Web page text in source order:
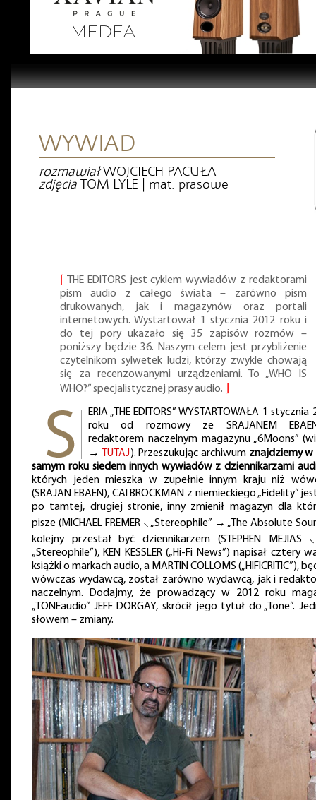
WYWIAD
rozmawiałWOJCIECH PACUŁA
zdjęcia TOM LYLE | mat. prasowe
THE EDITORS jest cyklem wywiadów z redaktorami
pism audio z całego świata – zarówno pism
drukowanych, jak i magazynów oraz portali
internetowych. Wystartował 1 stycznia 2012 roku i
do tej pory ukazało się 35 zapisów rozmów –
poniższy będzie 36. Naszym celem jest przybliżenie
czytelnikom sylwetek ludzi, którzy zwykle chowają
się za recenzowanymi urządzeniami. To „WHO IS
WHO?” specjalistycznej prasy audio.
ERIA „THE EDITORS” WYSTARTOWAŁA 1 stycznia
roku od rozmowy ze SRAJANEM
redaktorem naczelnym magazynu „6Moons”
→ TUTAJ). Przeszukując archiwum znajdziemy
samym roku siedem innych wywiadów z dziennikarzami
których jeden mieszka w zupełnie innym kraju niż
(SRAJAN EBAEN), CAI BROCKMAN z niemieckiego „Fidelity”
po tamtej, drugiej stronie, inny zmienił magazyn dla
pisze (MICHAEL FREMER ⸜ „Stereophile” → „The Absolute
kolejny przestał być dziennikarzem (STEPHEN MEJIAS
„Stereophile”), KEN KESSLER („Hi-Fi News”) napisał cztery
książki o markach audio, a MARTIN COLLOMS („HIFICRITIC”),
wówczas wydawcą, został zarówno wydawcą, jak i
naczelnym. Dodajmy, że prowadzący w 2012 roku
„TONEaudio” JEFF DORGAY, skrócił jego tytuł do „Tone”.
słowem – zmiany.